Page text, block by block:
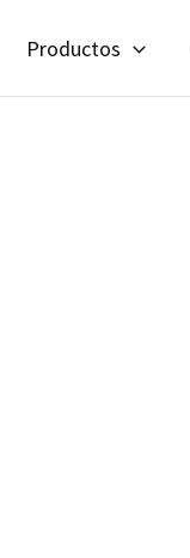
Productos